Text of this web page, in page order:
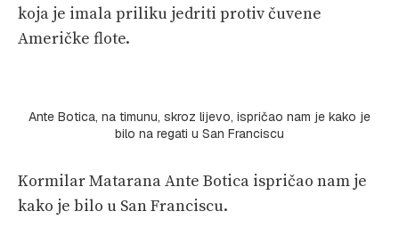
koja je imala priliku jedriti protiv čuvene
Američke flote.
Ante Botica, na timunu, skroz lijevo, ispričao nam je kako je
bilo na regati u San Franciscu
Kormilar Matarana Ante Botica ispričao nam je
kako je bilo u San Franciscu.